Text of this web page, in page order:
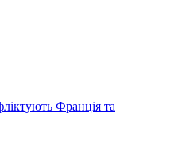
Франція та